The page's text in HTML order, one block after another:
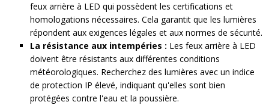
feux arrière à LED qui possèdent les certifications et
homologations nécessaires. Cela garantit que les lumières
répondent aux exigences légales et aux normes de sécurité.
La résistance aux intempéries : Les feux arrière à LED
doivent être résistants aux différentes conditions
météorologiques. Recherchez des lumières avec un indice
de protection IP élevé, indiquant qu'elles sont bien
protégées contre l'eau et la poussière.